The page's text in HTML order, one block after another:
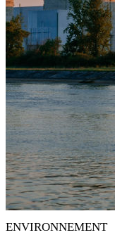
ENVIRONNEMENT